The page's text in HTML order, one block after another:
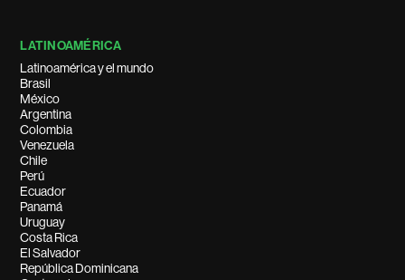
LATINOAMÉRICA
Latinoamérica y el mundo
Brasil
México
Argentina
Colombia
Venezuela
Chile
Perú
Ecuador
Panamá
Uruguay
Costa Rica
El Salvador
República Dominicana